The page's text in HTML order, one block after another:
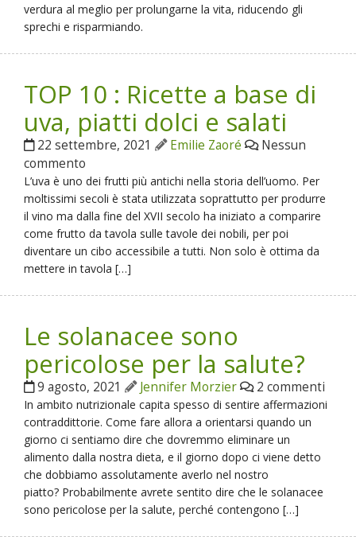
verdura al meglio per prolungarne la vita, riducendo gli
sprechi e risparmiando.
TOP 10 : Ricette a base di
uva, piatti dolci e salati
22 settembre, 2021 Emilie Zaoré
Nessun
commento
L’uva è uno dei frutti più antichi nella storia dell’uomo. Per
moltissimi secoli è stata utilizzata soprattutto per produrre
il vino ma dalla fine del XVII secolo ha iniziato a comparire
come frutto da tavola sulle tavole dei nobili, per poi
diventare un cibo accessibile a tutti. Non solo è ottima da
mettere in tavola […]
Le solanacee sono
pericolose per la salute?
9 agosto, 2021 Jennifer Morzier 2 commenti
In ambito nutrizionale capita spesso di sentire affermazioni
contraddittorie. Come fare allora a orientarsi quando un
giorno ci sentiamo dire che dovremmo eliminare un
alimento dalla nostra dieta, e il giorno dopo ci viene detto
che dobbiamo assolutamente averlo nel nostro
piatto? Probabilmente avrete sentito dire che le solanacee
sono pericolose per la salute, perché contengono […]